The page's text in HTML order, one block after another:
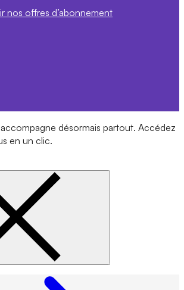
nos offres d’abonnement
désormais partout. Accédez
en un clic.